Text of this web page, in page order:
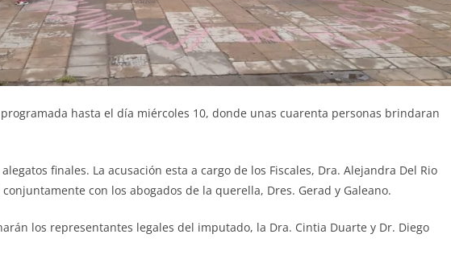
hasta el día miércoles 10, donde unas cuarenta personas brindaran
finales. La acusación esta a cargo de los Fiscales, Dra. Alejandra Del Rio
con los abogados de la querella, Dres. Gerad y Galeano.
los representantes legales del imputado, la Dra. Cintia Duarte y Dr. Diego